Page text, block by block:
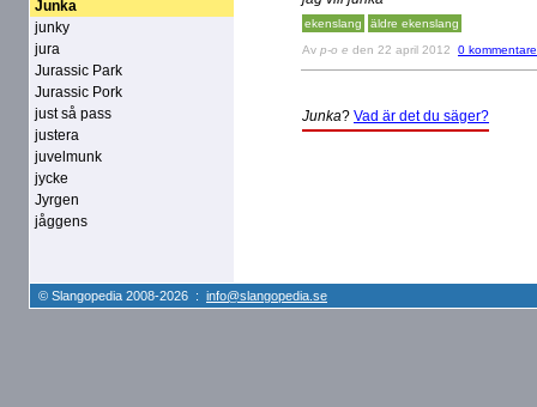
Junka
junky
jura
Jurassic Park
Jurassic Pork
just så pass
justera
juvelmunk
jycke
Jyrgen
jåggens
ekenslang äldre ekenslang
Av p-o e den 22 april 2012 0
Junka? Vad är det du säger?
© Slangopedia 2008-2026 : info@slangopedia.se